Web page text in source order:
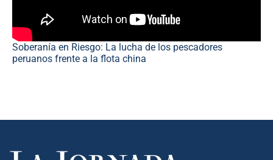
Soberanía en Riesgo: La lucha de los pescadores
peruanos frente a la flota china